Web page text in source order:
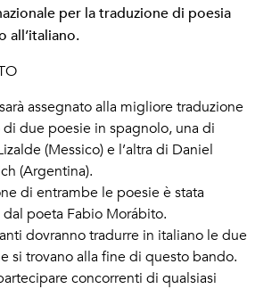
per la traduzione di poesia
all’italiano.
assegnato alla migliore traduzione
di due poesie in spagnolo, una di
(Messico) e l’altra di Daniel
(Argentina).
di entrambe le poesie è stata
poeta Fabio Morábito.
dovranno tradurre in italiano le due
si trovano alla fine di questo bando.
concorrenti di qualsiasi